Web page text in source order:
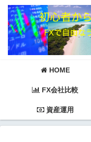
HOME
FX会社比較
資産運用